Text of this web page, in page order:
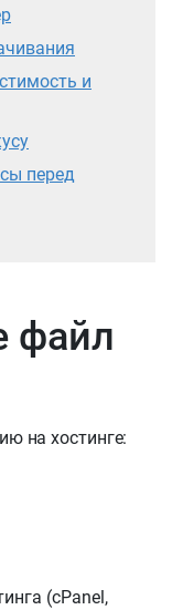
и
перед
файл
на хостинге:
(cPanel,